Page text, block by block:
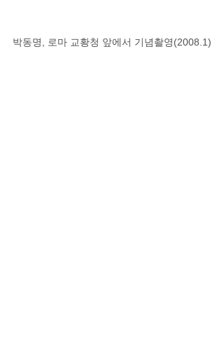
박동명, 로마 교황청 앞에서 기념촬영(2008.1)